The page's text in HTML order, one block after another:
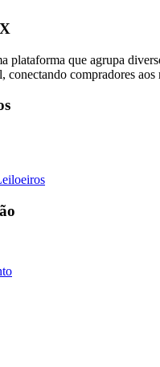
plataforma que agrupa
conectando compradores aos